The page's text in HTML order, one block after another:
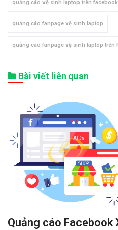
quảng cáo vệ sinh laptop trên facebook
quảng cáo fanpage vệ sinh laptop
quảng cáo fanpage vệ sinh laptop trên
Bài viết liên quan
Quảng cáo Facebook